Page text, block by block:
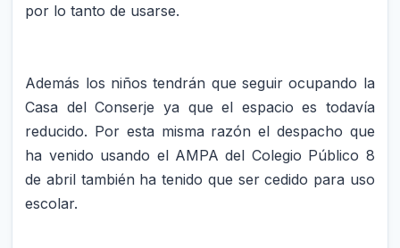
por lo tanto de usarse.
Además los niños tendrán que seguir ocupando la
Casa del Conserje ya que el espacio es todavía
reducido. Por esta misma razón el despacho que
ha venido usando el AMPA del Colegio Público 8
de abril también ha tenido que ser cedido para uso
escolar.